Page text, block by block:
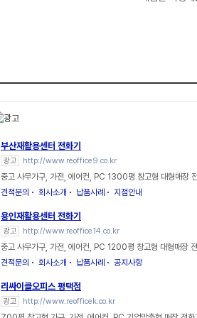
부산재활용센터 전화기
광고 http://www.reoffice9.co.kr
중고 사무가구, 가전, 에어컨, PC 1300평 창고형 대형매장 전
견적문의
회사소개 납품사례 지점안내
용인재활용센터 전화기
광고 http://www.reoffice14.co.kr
중고 사무가구, 가전, 에어컨, PC 1200평 창고형 대형매장 전
견적문의
회사소개 납품사례 공지사항
리싸이클오피스 평택점
광고 http://www.reofficek.co.kr